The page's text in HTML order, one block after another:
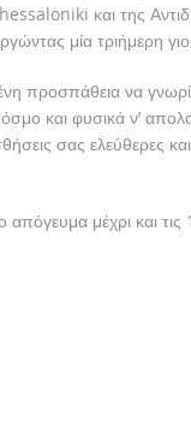
και της
μία τριήμερη
να
και φυσικά ν’
σας ελεύθερες
απόγευμα μέχρι και